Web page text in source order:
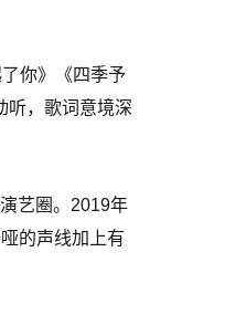
你》《四季予
听，歌词意境深
艺圈。2019年
的声线加上有